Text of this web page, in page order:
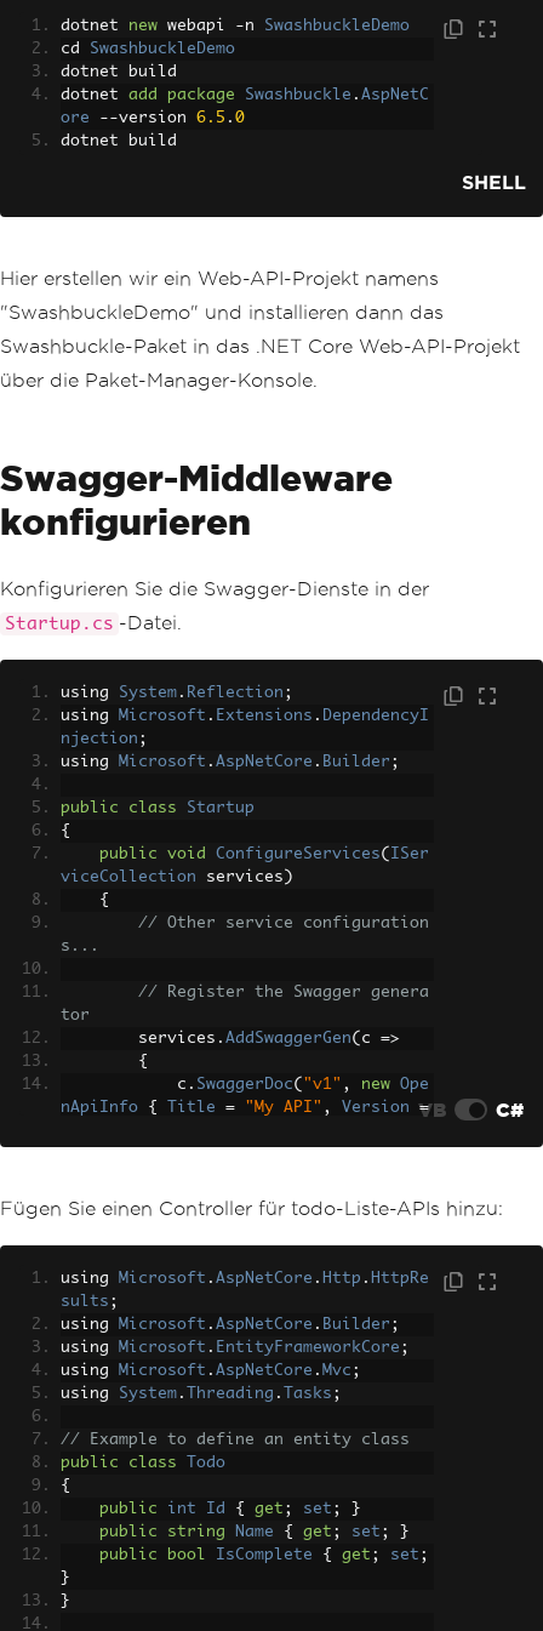
dotnet new webapi -n SwashbuckleDemo
cd SwashbuckleDemo
dotnet build
dotnet add package Swashbuckle . AspNetC
ore
--version 6.5 . 0
dotnet build
SHELL
Hier erstellen wir ein Web-API-Projekt namens
"SwashbuckleDemo" und installieren dann das
Swashbuckle-Paket in das .NET Core Web-API-Projekt
über die Paket-Manager-Konsole.
Swagger-Middleware
konfigurieren
Konfigurieren Sie die Swagger-Dienste in der
Startup.cs -Datei.
using System . Reflection ;
using Microsoft . Extensions . DependencyI
njection ;
using Microsoft . AspNetCore . Builder ;
public class
Startup
{
public
void ConfigureServices( ISer
viceCollection services )
{
// Other service configuration
s...
// Register the Swagger genera
tor
        services
. AddSwaggerGen( c =>
{
            c
. SwaggerDoc( "v1" , new
Ope
nApiInfo
{ Title = "My API" , Version
=
comments for additional information
GetExecutingAssembly().GetName().Nam
e}.xml" ;
xmlPath .
Combine
AppContext BaseDirectory xmlFile
.IncludeXmlComments
xmlPa
);
});
}
public void
IApplication
Builder
// Other app configurations...
// Enable middleware to serve
generated Swagger as a JSON endpoint.
VB C#
Fügen Sie einen Controller für todo-Liste-APIs hinzu:
using Microsoft . AspNetCore . Http . HttpRe
sults ;
using Microsoft . AspNetCore . Builder ;
using Microsoft . EntityFrameworkCore ;
using Microsoft . AspNetCore . Mvc ;
using System . Threading . Tasks ;
// Example to define an entity class
public
class
Todo
{
public
int Id { get ; set ;
}
public
string Name { get ; set ;
}
public
bool IsComplete { get ; set ;
}
}